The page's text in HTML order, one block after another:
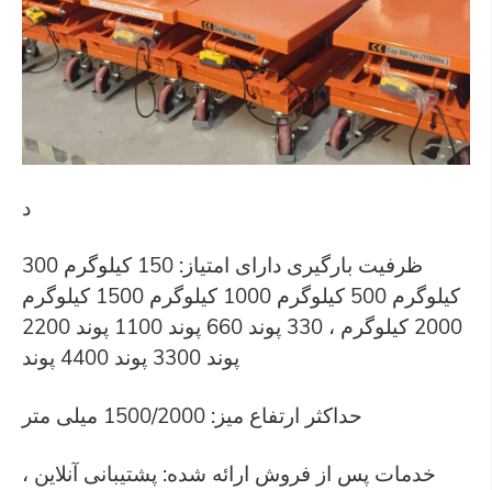
د
ظرفیت بارگیری دارای امتیاز: 150 کیلوگرم 300
کیلوگرم 500 کیلوگرم 1000 کیلوگرم 1500 کیلوگرم
2000 کیلوگرم ، 330 پوند 660 پوند 1100 پوند 2200
پوند 3300 پوند 4400 پوند
حداکثر ارتفاع میز: 1500/2000 میلی متر
خدمات پس از فروش ارائه شده: پشتیبانی آنلاین ،